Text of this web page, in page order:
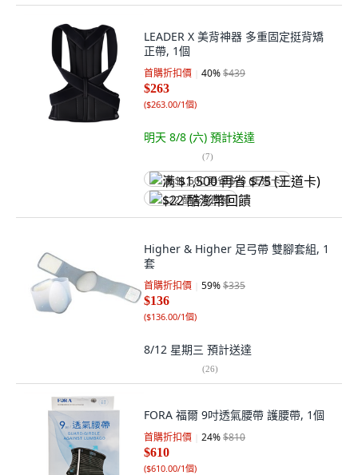
LEADER X 美背神器 多重固定挺背矯
正帶, 1個
首購折扣價 40%$439
$263
($263.00/1個)
明天 8/8 (六) 預計送達
(7)
满 $1,500 再省 $75 (王道卡)
$22 酷澎幣回饋
Higher & Higher 足弓帶 雙腳套組, 1
套
首購折扣價 59%$335
$136
($136.00/1個)
8/12 星期三 預計送達
(26)
FORA 福爾 9吋透氣腰帶 護腰帶, 1個
首購折扣價 24%$810
$610
($610.00/1個)